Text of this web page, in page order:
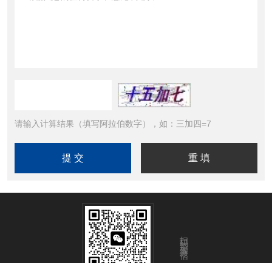
请输入计算结果（填写阿拉伯数字），如：三加四=7
扫码添加微信